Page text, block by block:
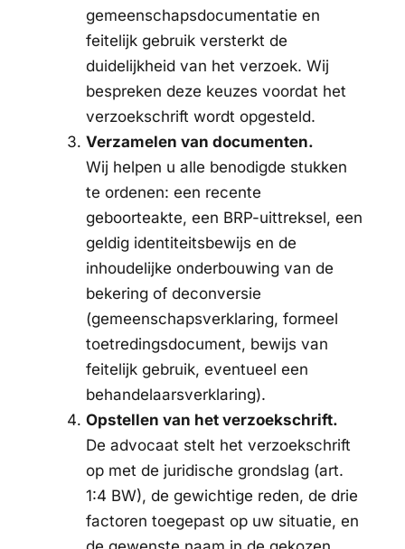
gemeenschapsdocumentatie en
feitelijk gebruik versterkt de
duidelijkheid van het verzoek. Wij
bespreken deze keuzes voordat het
verzoekschrift wordt opgesteld.
Verzamelen van documenten.
Wij helpen u alle benodigde stukken
te ordenen: een recente
geboorteakte, een BRP-uittreksel, een
geldig identiteitsbewijs en de
inhoudelijke onderbouwing van de
bekering of deconversie
(gemeenschapsverklaring, formeel
toetredingsdocument, bewijs van
feitelijk gebruik, eventueel een
behandelaarsverklaring).
Opstellen van het verzoekschrift.
De advocaat stelt het verzoekschrift
op met de juridische grondslag (art.
1:4 BW), de gewichtige reden, de drie
factoren toegepast op uw situatie, en